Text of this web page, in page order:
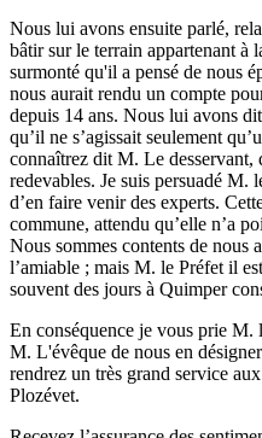
Nous lui avons ensuite parlé,
bâtir sur le terrain appartenant à
surmonté qu'il a pensé de nous
nous aurait rendu un compte
depuis 14 ans. Nous lui avons
qu’il ne s’agissait seulement
connaîtrez dit M. Le desservant,
redevables. Je suis persuadé M.
d’en faire venir des experts.
commune, attendu qu’elle n’a
Nous sommes contents de nous
l’amiable ; mais M. le Préfet il
souvent des jours à Quimper
En conséquence je vous prie M.
M. L'évêque de nous en
rendrez un très grand service
Plozévet.